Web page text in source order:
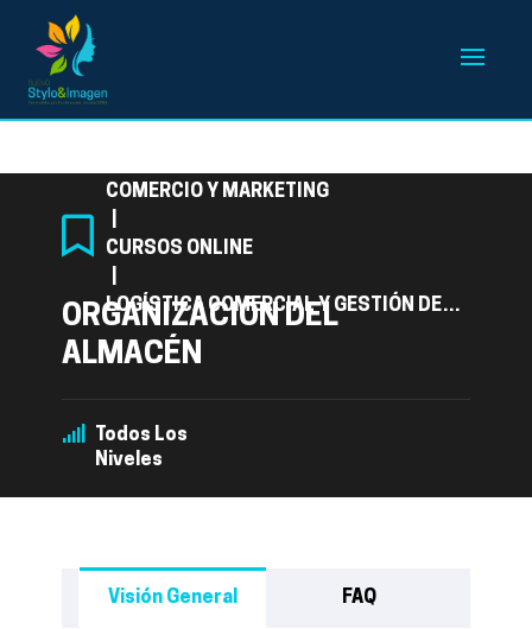
COMERCIO Y MARKETING
CURSOS ONLINE
LOGÍSTICA COMERCIAL Y GESTIÓN DEL
TRANSPORTE
ORGANIZACIÓN DEL
ALMACÉN
Todos Los
Niveles
Visión General FAQ